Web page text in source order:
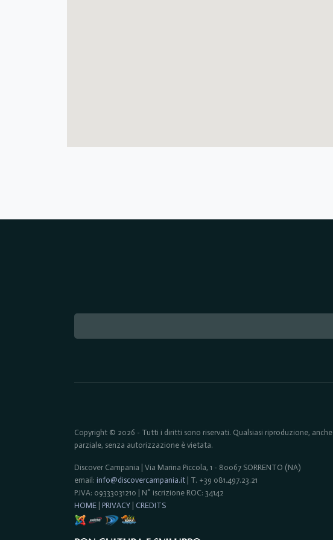
Copyright © 2026 - Tutti i diritti sono riservati. Qualsiasi riproduzione, anche
parziale, senza autorizzazione è vietata.
Discover Campania | Via Marina Piccola, 1 - 80067 SORRENTO (NA)
email: info@discovercampania.it | T. +39 081.497.23.21
P.IVA: 09333031210 | N° iscrizione ROC: 34142
HOME
PRIVACY CREDITS